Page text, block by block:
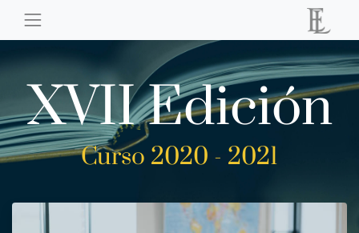
XVII Edición
Curso 2020 - 2021